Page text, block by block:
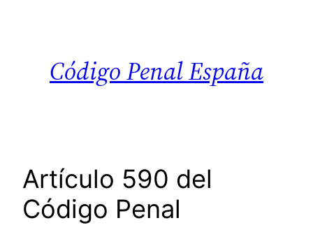
Código Penal España
Artículo 590 del
Código Penal